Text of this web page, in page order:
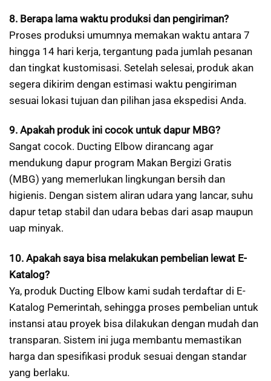
8. Berapa lama waktu produksi dan pengiriman?
Proses produksi umumnya memakan waktu antara 7
hingga 14 hari kerja, tergantung pada jumlah pesanan
dan tingkat kustomisasi. Setelah selesai, produk akan
segera dikirim dengan estimasi waktu pengiriman
sesuai lokasi tujuan dan pilihan jasa ekspedisi Anda.
9. Apakah produk ini cocok untuk dapur MBG?
Sangat cocok. Ducting Elbow dirancang agar
mendukung dapur program Makan Bergizi Gratis
(MBG) yang memerlukan lingkungan bersih dan
higienis. Dengan sistem aliran udara yang lancar, suhu
dapur tetap stabil dan udara bebas dari asap maupun
uap minyak.
10. Apakah saya bisa melakukan pembelian lewat E-
Katalog?
Ya, produk Ducting Elbow kami sudah terdaftar di E-
Katalog Pemerintah, sehingga proses pembelian untuk
instansi atau proyek bisa dilakukan dengan mudah dan
transparan. Sistem ini juga membantu memastikan
harga dan spesifikasi produk sesuai dengan standar
yang berlaku.